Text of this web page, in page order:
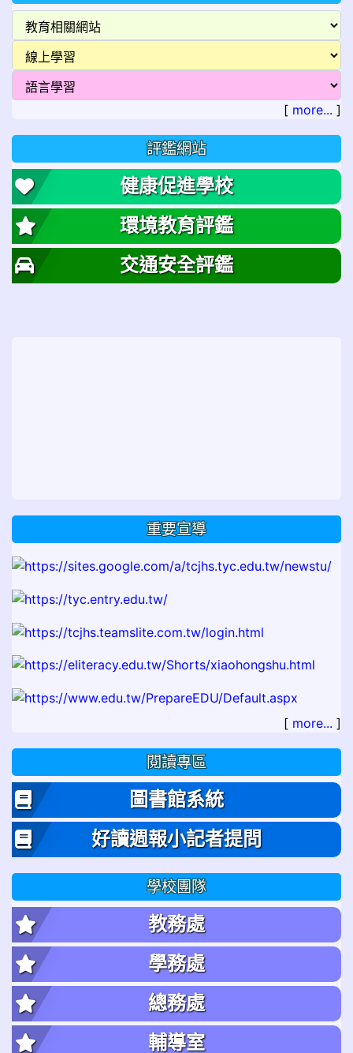
[ more... ]
評鑑網站
健康促進學校
環境教育評鑑
交通安全評鑑
重要宣導
[ more... ]
閱讀專區
圖書館系統
好讀週報小記者提問
學校團隊
教務處
學務處
總務處
輔導室